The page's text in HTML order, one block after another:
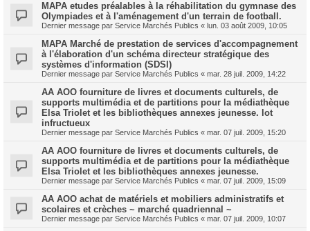
MAPA etudes préalables à la réhabilitation du gymnase des
Olympiades et à l'aménagement d'un terrain de football.
Dernier message par Service Marchés Publics « lun. 03 août 2009, 10:05
MAPA Marché de prestation de services d'accompagnement
à l'élaboration d'un schéma directeur stratégique des
systèmes d'information (SDSI)
Dernier message par Service Marchés Publics « mar. 28 juil. 2009, 14:22
AA AOO fourniture de livres et documents culturels, de
supports multimédia et de partitions pour la médiathèque
Elsa Triolet et les bibliothèques annexes jeunesse. lot
infructueux
Dernier message par Service Marchés Publics « mar. 07 juil. 2009, 15:20
AA AOO fourniture de livres et documents culturels, de
supports multimédia et de partitions pour la médiathèque
Elsa Triolet et les bibliothèques annexes jeunesse.
Dernier message par Service Marchés Publics « mar. 07 juil. 2009, 15:09
AA AOO achat de matériels et mobiliers administratifs et
scolaires et crèches ~ marché quadriennal ~
Dernier message par Service Marchés Publics « mar. 07 juil. 2009, 10:07